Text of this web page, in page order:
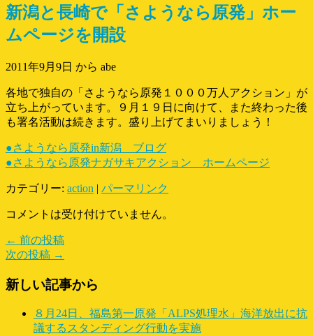
新潟と長崎で「さようなら原発」ホー
ムページを開設
2011年9月9日 から abe
各地で独自の「さようなら原発１０００万人アクション」が
立ち上がっています。９月１９日に向けて、また終わった後
も署名活動は続きます。盛り上げてまいりましょう！
●さようなら原発in新潟 ブログ
●さようなら原発ナガサキアクション ホームページ
カテゴリー: action | パーマリンク
コメントは受け付けていません。
← 前の投稿
次の投稿 →
新しい記事から
８月24日、福島第一原発「ALPS処理水」海洋放出に抗
議するスタンディング行動を実施